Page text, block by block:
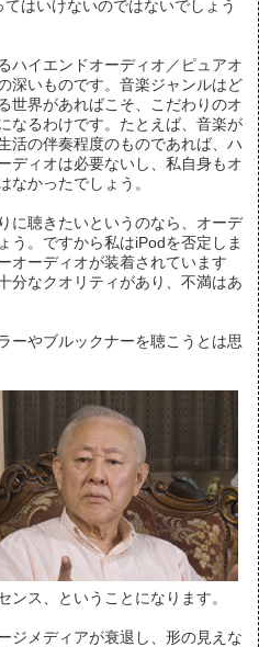
てはいけないのではないでしょう
ハイエンドオーディオ／ピュアオ
深いものです。音楽ジャンルはど
世界があればこそ、こだわりのオ
なるわけです。たとえば、音楽が
活の伴奏程度のものであれば、ハ
ディオは必要ないし、私自身もオ
なかったでしょう。
に聴きたいというのなら、オーデ
う。ですから私はiPodを否定しま
オーディオが装着されています
分なクオリティがあり、不満はあ
ーやブルックナーを聴こうとは思
ンス、ということになります。
ジメディアが衰退し、形の見えな